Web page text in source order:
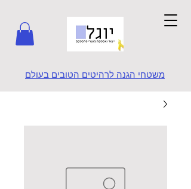
משטחי הגנה לרהיטים הטובים בעולם